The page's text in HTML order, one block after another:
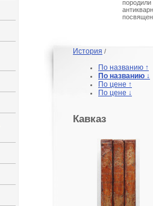
История /
По названию ↑
По названию ↓
По цене ↑
По цене ↓
Кавказ